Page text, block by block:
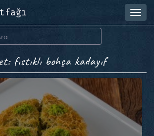
fıstıklı bohça kadayıf